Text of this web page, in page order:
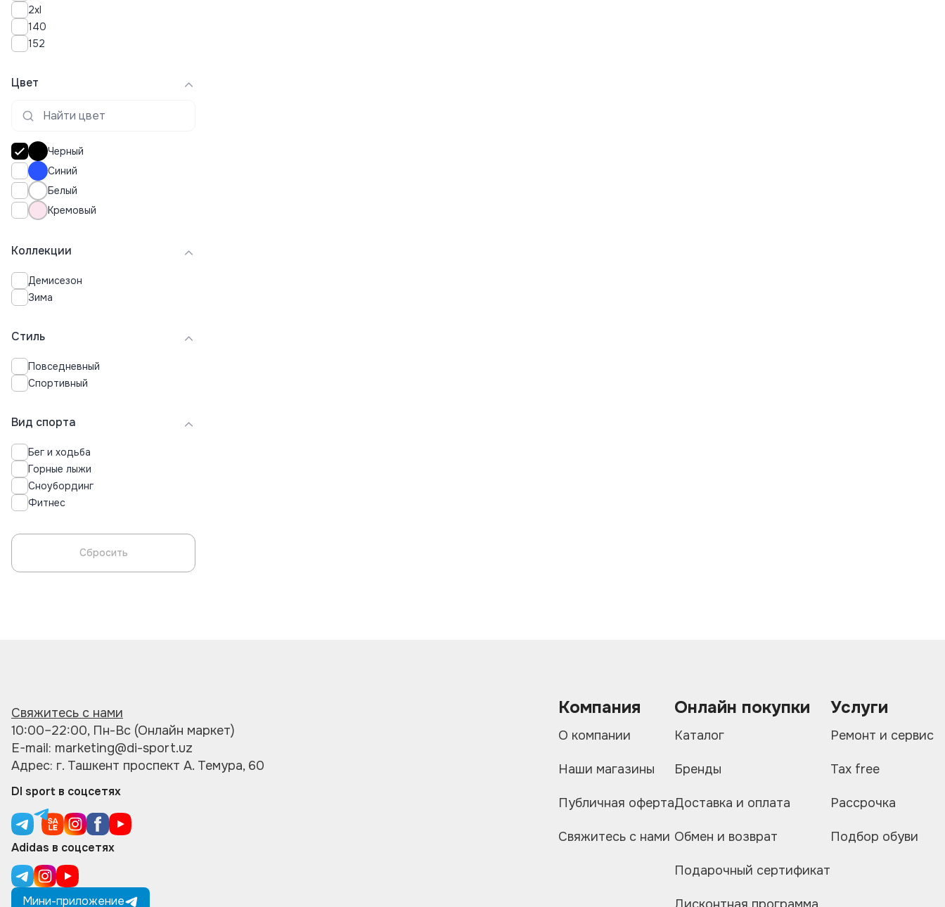
2xl
140
152
Цвет
Черный
Синий
Белый
Кремовый
Коллекции
Демисезон
Зима
Стиль
Повседневный
Спортивный
Вид спорта
Бег и ходьба
Горные лыжи
Сноубординг
Фитнес
Сбросить
Свяжитесь с нами
10:00–22:00, Пн-Вс (Онлайн маркет)
E-mail: marketing@di-sport.uz
Адрес: г. Ташкент проспект А. Темура, 60
DI sport в соцсетях
Adidas в соцсетях
Мини-приложение
Компания
О компании
Наши магазины
Публичная оферта
Свяжитесь с нами
Онлайн покупки
Каталог
Бренды
Доставка и оплата
Обмен и возврат
Подарочный сертификат
Услуги
Ремонт и сервис
Tax free
Рассрочка
Подбор обуви